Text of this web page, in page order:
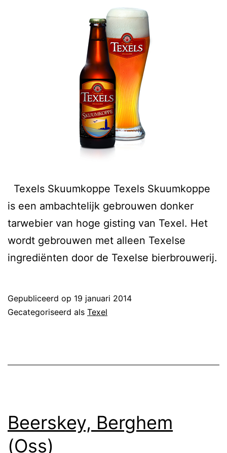
Texels Skuumkoppe Texels Skuumkoppe
is een ambachtelijk gebrouwen donker
tarwebier van hoge gisting van Texel. Het
wordt gebrouwen met alleen Texelse
ingrediënten door de Texelse bierbrouwerij.
Gepubliceerd op 19 januari 2014
Gecategoriseerd als Texel
Beerskey, Berghem
(Oss)